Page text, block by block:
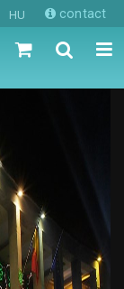
HU contact